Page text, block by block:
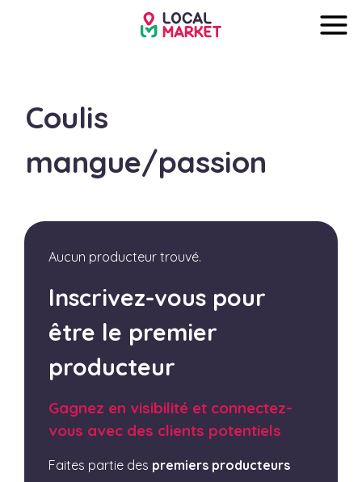
Coulis
mangue/passion
Aucun producteur trouvé.
Inscrivez-vous pour
être le premier
producteur
Gagnez en visibilité et connectez-
vous avec des clients potentiels
Faites partie des premiers producteurs